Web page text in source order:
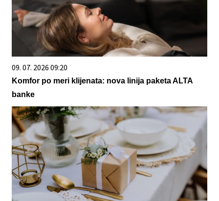
09. 07. 2026 09:20
Komfor po meri klijenata: nova linija paketa ALTA
banke